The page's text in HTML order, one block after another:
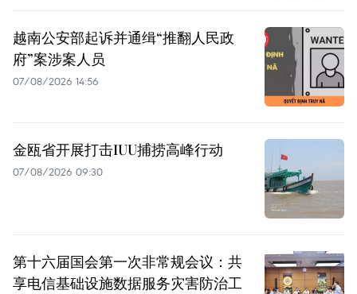
越南公安部起诉并通缉“推翻人民政
府”案涉案人员
07/08/2026 14:56
金瓯省开展打击IUU捕捞高峰行动
07/08/2026 09:30
第十六届国会第一次非常规会议：共
享电信基础设施数据服务灾害防治工